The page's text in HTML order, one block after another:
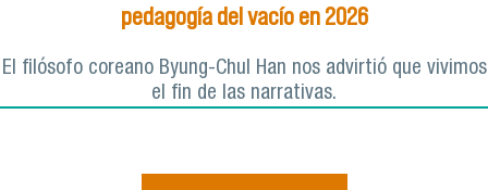
pedagogía del vacío en 2026
El filósofo coreano Byung-Chul Han nos advirtió que vivimos
el fin de las narrativas.